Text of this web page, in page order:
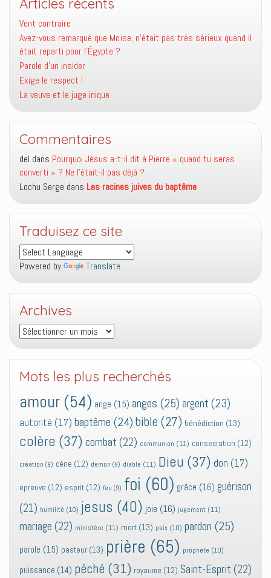
Articles récents
Vent contraire
Avez-vous remarqué que Moïse, n’était pas très sérieux quand il
était reparti pour l’Égypte ?
Parole d’un insider
Exige le respect !
La veuve et le juge inique
Commentaires
del dans Pourquoi Jésus a-t-il dit à Pierre « quand tu seras
converti » ? Ne l’était-il pas déjà ?
Lochu Serge dans Les racines juives du baptême
Traduisez ce site
Powered by Translate
Archives
Archives
Mots les plus recherchés
amour (54) ange (15) anges (25) argent (23)
autorité (17) baptême (24) bible (27) bénédiction (13)
colère (37) combat (22) communion (11) consecration (12)
création (9) cène (12) demon (9) diable (11) Dieu (37) don (17)
epreuve (12) esprit (12) feu (9) foi (60) grâce (16) guérison
(21) humilité (10) jesus (40) joie (16) jugement (11)
mariage (22) ministère (11) mort (13) paix (10) pardon (25)
parole (15) pasteur (13) prière (65) prophete (10)
puissance (14) péché (31) royaume (12) Saint-Esprit (22)